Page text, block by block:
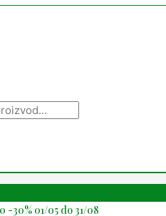
-30% 01/05 do 31/08